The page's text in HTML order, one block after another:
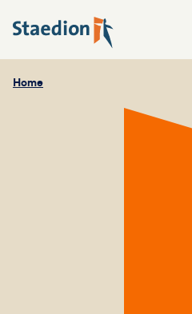
Home